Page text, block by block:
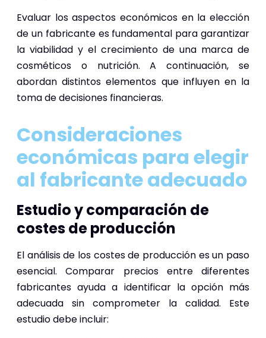
Evaluar los aspectos económicos en la elección
de un fabricante es fundamental para garantizar
la viabilidad y el crecimiento de una marca de
cosméticos o nutrición. A continuación, se
abordan distintos elementos que influyen en la
toma de decisiones financieras.
Consideraciones
económicas para elegir
al fabricante adecuado
Estudio y comparación de
costes de producción
El análisis de los costes de producción es un paso
esencial. Comparar precios entre diferentes
fabricantes ayuda a identificar la opción más
adecuada sin comprometer la calidad. Este
estudio debe incluir: